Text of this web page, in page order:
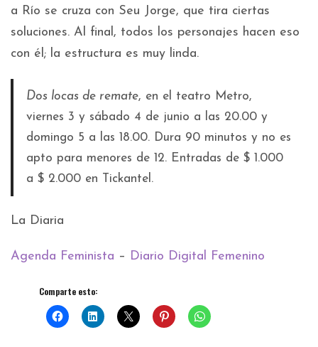
a Río se cruza con Seu Jorge, que tira ciertas
soluciones. Al final, todos los personajes hacen eso
con él; la estructura es muy linda.
Dos locas de remate, en el teatro Metro,
viernes 3 y sábado 4 de junio a las 20.00 y
domingo 5 a las 18.00. Dura 90 minutos y no es
apto para menores de 12. Entradas de $ 1.000
a $ 2.000 en Tickantel.
La Diaria
Agenda Feminista – Diario Digital Femenino
Comparte esto: